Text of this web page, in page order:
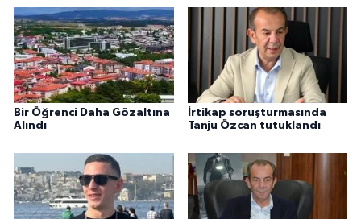
Bir Öğrenci Daha Gözaltına
Alındı
İrtikap soruşturmasında
Tanju Özcan tutuklandı